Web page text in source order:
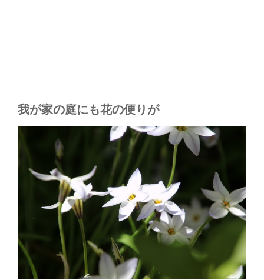
我が家の庭にも花の便りが